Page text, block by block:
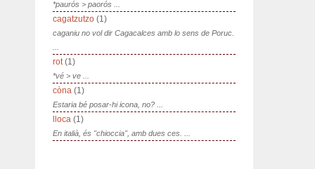
*paurós > paorós ...
cagatzutzo (1)
caganiu no vol dir Cagacalces amb lo sens de Poruc.
rot(1)
*vé > ve ...
còna (1)
Estaria bé posar-hi icona, no? ...
lloca (1)
En italià, és "chioccia", amb dues ces. ...